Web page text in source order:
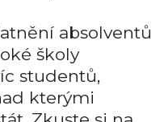
absolventů
školy
studentů,
kterými